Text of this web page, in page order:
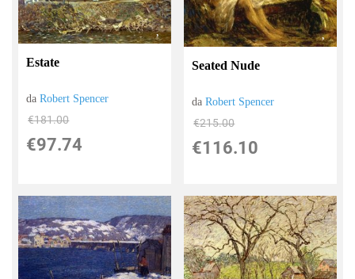
Estate
daRobert Spencer
€181.00
€97.74
Seated Nude
daRobert Spencer
€215.00
€116.10